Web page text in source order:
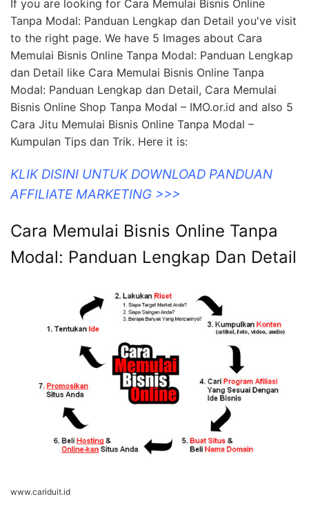
If you are looking for Cara Memulai Bisnis Online
Tanpa Modal: Panduan Lengkap dan Detail you've visit
to the right page. We have 5 Images about Cara
Memulai Bisnis Online Tanpa Modal: Panduan Lengkap
dan Detail like Cara Memulai Bisnis Online Tanpa
Modal: Panduan Lengkap dan Detail, Cara Memulai
Bisnis Online Shop Tanpa Modal – IMO.or.id and also 5
Cara Jitu Memulai Bisnis Online Tanpa Modal –
Kumpulan Tips dan Trik. Here it is:
KLIK DISINI UNTUK DOWNLOAD PANDUAN
AFFILIATE MARKETING >>>
Cara Memulai Bisnis Online Tanpa
Modal: Panduan Lengkap Dan Detail
www.cariduit.id